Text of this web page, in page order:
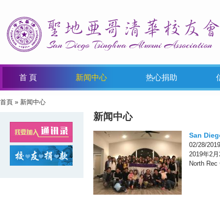
首 頁 新闻中心 热心捐助
You Are Here
首頁 » 新闻中心
新闻中心
San
02/28/2019
2019年2
North Rec